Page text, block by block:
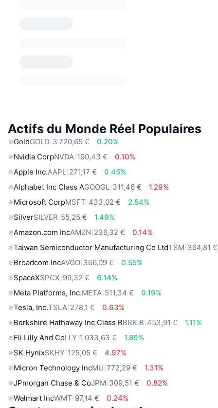
Actifs du Monde Réel Populaires
GoldGOLD 3 720,65 €
0.20%
Nvidia CorpNVDA 190,43 €
0.10%
Apple Inc.AAPL 271,17 €
0.45%
Alphabet Inc Class AGOOGL 311,46 €
1.29%
Microsoft CorpMSFT 433,02 €
2.54%
SilverSILVER 55,25 €
1.49%
Amazon.com IncAMZN 236,32 €
0.14%
Taiwan Semiconductor Manufacturing Co LtdTSM 364,81 €
Broadcom IncAVGO 366,09 €
0.55%
SpaceXSPCX 99,32 €
6.14%
Meta Platforms, Inc.META 511,34 €
0.19%
Tesla, Inc.TSLA 278,1 €
0.63%
Berkshire Hathaway Inc Class BBRK.B 453,91 €
1.11%
Eli Lilly And CoLLY 1 033,63 €
1.89%
SK HynixSKHY 125,05 €
4.97%
Micron Technology IncMU 772,29 €
1.31%
JPmorgan Chase & CoJPM 309,51 €
0.82%
Walmart IncWMT 97,14 € 0.24%